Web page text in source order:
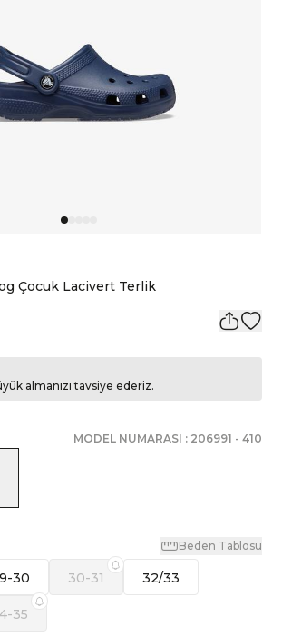
Çocuk Lacivert Terlik
almanızı tavsiye ederiz.
MODEL NUMARASI : 206991 - 410
Beden Tablosu
30 30-31 32/33
35